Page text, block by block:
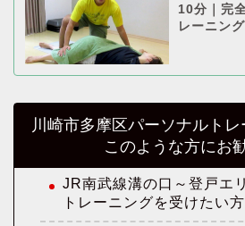
10分｜完
レーニング
川崎市多摩区パーソナルト
このような方にお
JR南武線溝の口～登戸エ
トレーニングを受けたい方